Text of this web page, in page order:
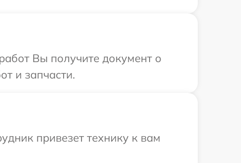
Вы получите документ о
и запчасти.
привезет технику к вам